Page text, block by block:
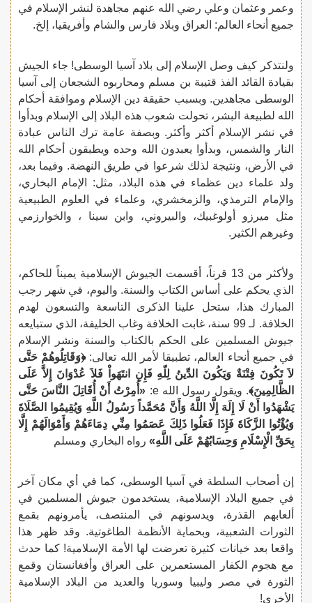
وعمر وعثمان وعلي رضي الله عنهم مجاهدة لنشر الإسلام في
جميع أنحاء العالم: العراق وبلاد فارس والشام وأفريقيا، إلخ.
ولنتذكر كيف وصل الإسلام إلى بلاد آسيا الوسطى! جاء الجيش
بقيادة القائد الفذ قتيبة بن مسلم ومحاربوه الشجعان إلى آسيا
الوسطى مجاهدين. وبسبب حقيقة دين الإسلام وموافقة أحكام
الله لطبيعة البشر، تحولت شعوب هذه البلاد إلى الإسلام وبدأوا
في نشر الإسلام أكثر وأكثر. وبصفة عامة ترك الناس عبادة
النار والشمس، وبدأوا يعبدون الله وحده ويطبقون أحكام الله
في الأرض، ونتيجة لذلك شرعوا في طريق النهضة. وفيما بعد،
ولد علماء دين عظماء في هذه البلاد، مثل: الإمام البخاري،
والإمام الترمذي، والزمخشري، وعلماء في العلوم الطبيعية
مثل ميرزو أولوغبيك، والبيروني، وابن سينا ، والخوارزمي
وغيرهم الكثير.
ولأكثر من 13 قرناً، أقسمت الجيوش الإسلامية يميناً للحاكم،
الذي يحكم على أساس الكتاب والسنة. واليوم، في شهر رجب
المبارك هذا، ستحل علينا الذكرى التاسعة والتسعون لهدم
الخلافة. لـ 99 سنة، غابت الخلافة وغاب الخليفة، الذي ستبايعه
جيوش المسلمين على الحكم بالكتاب والسنة ونشر الإسلام
في جميع أنحاء العالم، تطبيقا لأمر الله تعالى:﴿وَقَاتِلُوهُمْ حَتَّى
لاَ تَكُونَ فِتْنَةٌ وَيَكُونَ الدِّينُ لِلّهِ فَإِنِ انتَهَواْ فَلاَ عُدْوَانَ إِلاَّ عَلَى
الظَّالِمِينَ﴾. ويقول رسول الله e:
«أُمِرْتُ أَنْ أُقَاتِلَ النَّاسَ حَتَّى
يَشْهَدُوا أَنْ لَا إِلَهَ إِلَّا اللَّهُ وَأَنَّ مُحَمَّداً رَسُولُ اللَّهِ وَيُقِيمُوا الصَّلَاةَ
وَيُؤْتُوا الزَّكَاةَ فَإِذَا فَعَلُوا ذَلِكَ عَصَمُوا مِنِّي دِمَاءَهُمْ وَأَمْوَالَهُمْ إِلَّا
بِحَقِّ الْإِسْلَامِ وَحِسَابُهُمْ عَلَى اللَّهِ» رواه البخاري ومسلم
إن أصحاب السلطة في آسيا الوسطى، كما في أي مكان آخر
في جميع البلاد الإسلامية، يستخدمون جيوش المسلمين في
ألعابهم القذرة، ويدسونهم في المنتصف، يأمرونهم بقمع
الثورات الشعبية، وبحماية الأنظمة الطاغوتية. وقد ظهر هذا
واقعا بعد خيانات كثيرة تعرضت لها الأمة الإسلامية! كما حدث
مع هجوم الكفار المستعمرين على العراق وأفغانستان وقمع
الثورة في مصر وليبيا وسوريا والعديد من البلاد الإسلامية
الأخرى!